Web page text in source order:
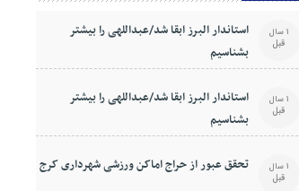
استاندار البرز ابقا شد/عبداللهی را بیشتر
بشناسیم
1 سال
قبل
استاندار البرز ابقا شد/عبداللهی را بیشتر
بشناسیم
1 سال
قبل
تحقق عبور از حراج اماکن ورزشی شهرداری کرج 1 سال
قبل